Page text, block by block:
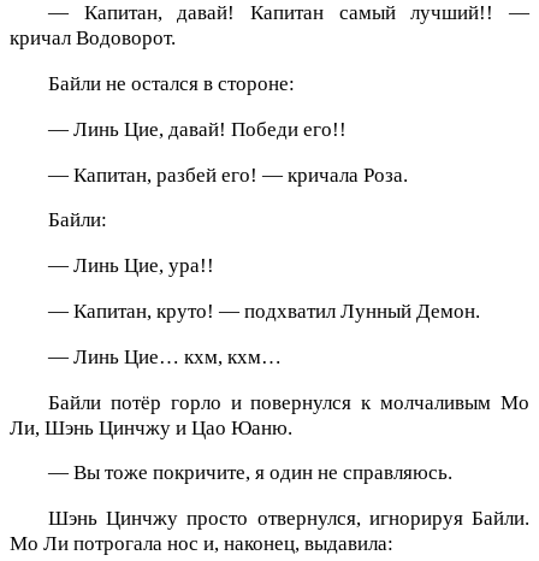
— Капитан, давай! Капитан самый лучший!! —
кричал Водоворот.
Байли не остался в стороне:
— Линь Цие, давай! Победи его!!
— Капитан, разбей его! — кричала Роза.
Байли:
— Линь Цие, ура!!
— Капитан, круто! — подхватил Лунный Демон.
— Линь Цие… кхм, кхм…
Байли потёр горло и повернулся к молчаливым Мо
Ли, Шэнь Цинчжу и Цао Юаню.
— Вы тоже покричите, я один не справляюсь.
Шэнь Цинчжу просто отвернулся, игнорируя Байли.
Мо Ли потрогала нос и, наконец, выдавила: